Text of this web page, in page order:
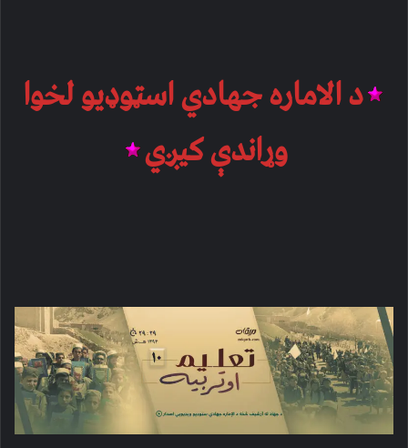
د الاماره جهادي اسټوډیو لخوا
وړاندې کیږي